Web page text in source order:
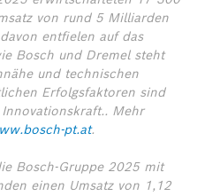
von rund 5 Milliarden
entfielen auf das
Bosch und Dremel steht
und technischen
Erfolgsfaktoren sind
Mehr
pt.at.
Bosch-Gruppe 2025 mit
einen Umsatz von 1,12